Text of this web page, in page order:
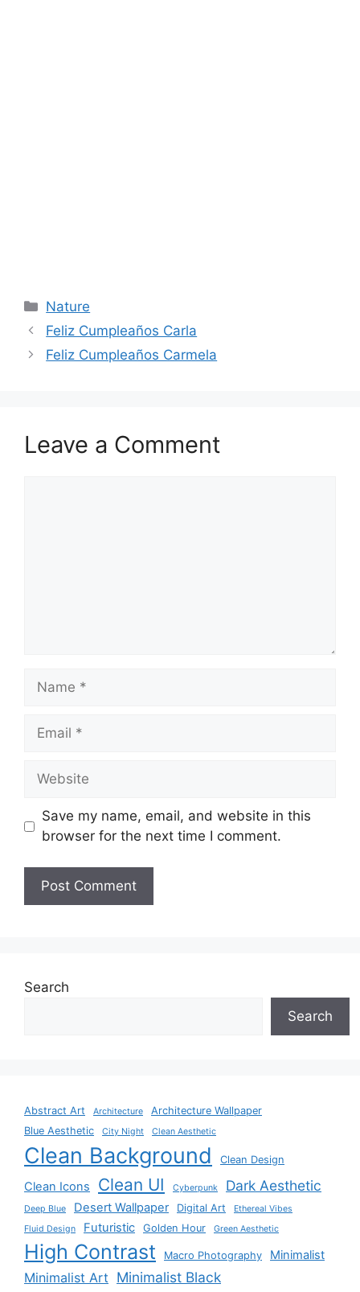
Categories
Nature
Feliz Cumpleaños Carla
Feliz Cumpleaños Carmela
Leave a Comment
Name
Email
Website
Save my name, email, and website in this
browser for the next time I comment.
Search
Search
Abstract Art Architecture
Architecture Wallpaper
Blue Aesthetic
City Night Clean Aesthetic
Clean Background Clean Design
Clean Icons Clean UI Cyberpunk Dark Aesthetic
Deep Blue Desert Wallpaper Digital Art
Ethereal Vibes
Fluid Design
Futuristic Golden Hour Green Aesthetic
High Contrast Macro Photography Minimalist
Minimalist Art Minimalist Black